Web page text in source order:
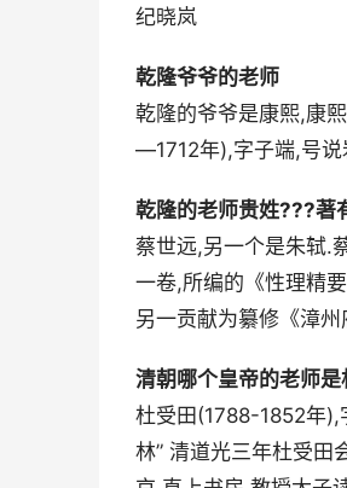
纪晓岚
乾隆爷爷的老师
乾隆的爷爷是康熙,康
―1712年),字子端,号说
乾隆的老师贵姓???著
蔡世远,另一个是朱轼.
一卷,所编的《性理精
另一贡献为纂修《漳
清朝哪个皇帝的老师是
杜受田(1788-1852年),
林” 清道光三年杜受田